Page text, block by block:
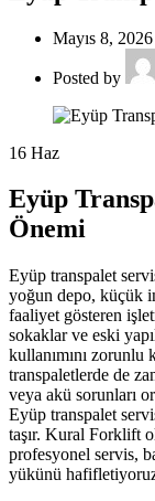
Mayıs 8, 2026
Posted by
16 Haz
Eyüp
Önemi
Eyüp transpalet
yoğun depo, küçük
faaliyet gösteren
sokaklar ve eski
kullanımını
transpaletlerde de
veya akü sorunları
Eyüp transpalet
taşır. Kural Forklift
profesyonel servis,
yükünü